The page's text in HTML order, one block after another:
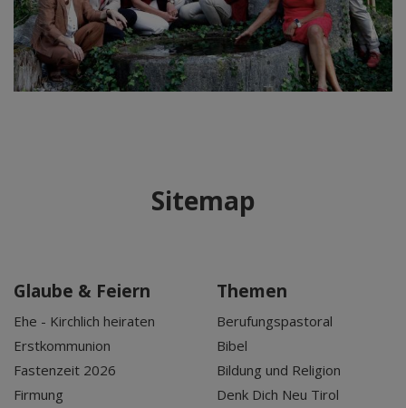
Sitemap
Glaube & Feiern
Ehe - Kirchlich heiraten
Erstkommunion
Fastenzeit 2026
Firmung
Themen
Berufungspastoral
Bibel
Bildung und Religion
Denk Dich Neu Tirol